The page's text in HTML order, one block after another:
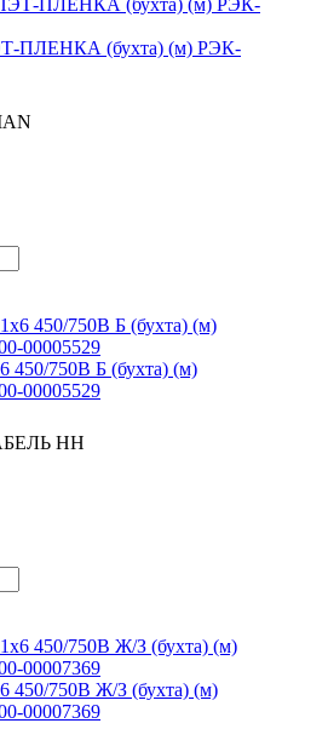
ПЛЕНКА (бухта) (м) РЭК-
750В Б (бухта) (м)
00005529
НН
450/750В Ж/З (бухта) (м)
00007369